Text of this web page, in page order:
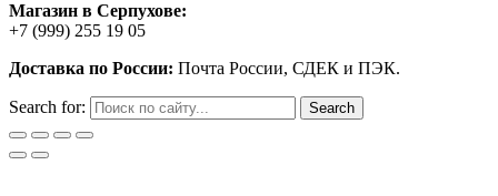
Магазин в Серпухове:
+7 (999) 255 19 05
Доставка по России: Почта России, СДЕК и ПЭК.
Search for: